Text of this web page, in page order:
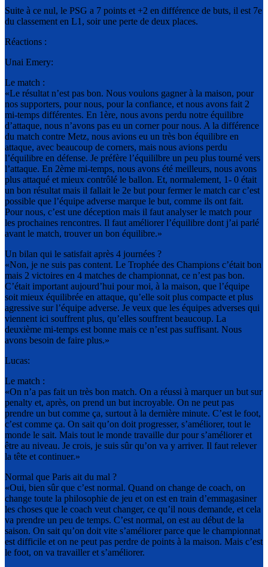
Suite à ce nul, le PSG a 7 points et +2 en différence de buts, il est 7e
du classement en L1, soir une perte de deux places.
Réactions :
Unai Emery:
Le match :
«Le résultat n’est pas bon. Nous voulons gagner à la maison, pour
nos supporters, pour nous, pour la confiance, et nous avons fait 2
mi-temps différentes. En 1ère, nous avons perdu notre équilibre
d’attaque, nous n’avons pas eu un corner pour nous. A la différence
du match contre Metz, nous avions eu un très bon équilibre en
attaque, avec beaucoup de corners, mais nous avions perdu
l’équilibre en défense. Je préfère l’équililbre un peu plus tourné vers
l’attaque. En 2ème mi-temps, nous avons été meilleurs, nous avons
plus attaqué et mieux contrôlé le ballon. Et, normalement, 1- 0 était
un bon résultat mais il fallait le 2e but pour fermer le match car c’est
possible que l’équipe adverse marque le but, comme ils ont fait.
Pour nous, c’est une déception mais il faut analyser le match pour
les prochaines rencontres. Il faut améliorer l’équilibre dont j’ai parlé
avant le match, trouver un bon équilibre.»
Un bilan qui le satisfait après 4 journées ?
«Non, je ne suis pas content. Le Trophée des Champions c’était bon
mais 2 victoires en 4 matches de championnat, ce n’est pas bon.
C’était important aujourd’hui pour moi, à la maison, que l’équipe
soit mieux équilibrée en attaque, qu’elle soit plus compacte et plus
agressive sur l’équipe adverse. Je veux que les équipes adverses qui
viennent ici souffrent plus, qu’elles souffrent beaucoup. La
deuxième mi-temps est bonne mais ce n’est pas suffisant. Nous
avons besoin de faire plus.»
Lucas:
Le match :
«On n’a pas fait un très bon match. On a réussi à marquer un but sur
penalty et, après, on prend un but incroyable. On ne peut pas
prendre un but comme ça, surtout à la dernière minute. C’est le foot,
c’est comme ça. On sait qu’on doit progresser, s’améliorer, tout le
monde le sait. Mais tout le monde travaille dur pour s’améliorer et
être au niveau. Je crois, je suis sûr qu’on va y arriver. Il faut relever
la tête et continuer.»
Normal que Paris ait du mal ?
«Oui, bien sûr que c’est normal. Quand on change de coach, on
change toute la philosophie de jeu et on est en train d’emmagasiner
les choses que le coach veut changer, ce qu’il nous demande, et cela
va prendre un peu de temps. C’est normal, on est au début de la
saison. On sait qu’on doit vite s’améliorer parce que le championnat
est difficile et on ne peut pas perdre de points à la maison. Mais c’est
le foot, on va travailler et s’améliorer.